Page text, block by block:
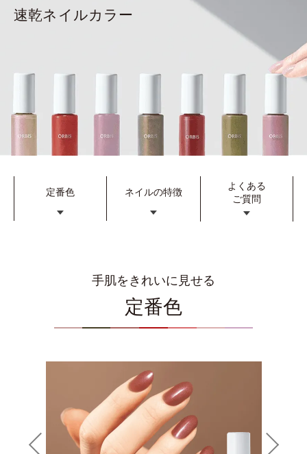
速乾ネイルカラー
定番色 ネイルの特徴
よくある
ご質問
手肌をきれいに見せる
定番色